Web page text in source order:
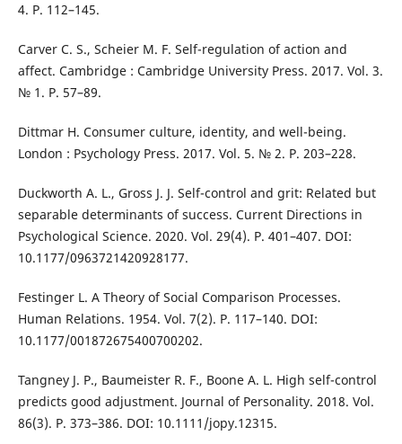
4. P. 112–145.
Carver C. S., Scheier M. F. Self-regulation of action and
affect. Cambridge : Cambridge University Press. 2017. Vol. 3.
№ 1. P. 57–89.
Dittmar H. Consumer culture, identity, and well-being.
London : Psychology Press. 2017. Vol. 5. № 2. P. 203–228.
Duckworth A. L., Gross J. J. Self-control and grit: Related but
separable determinants of success. Current Directions in
Psychological Science. 2020. Vol. 29(4). P. 401–407. DOI:
10.1177/0963721420928177.
Festinger L. A Theory of Social Comparison Processes.
Human Relations. 1954. Vol. 7(2). P. 117–140. DOI:
10.1177/001872675400700202.
Tangney J. P., Baumeister R. F., Boone A. L. High self-control
predicts good adjustment. Journal of Personality. 2018. Vol.
86(3). P. 373–386. DOI: 10.1111/jopy.12315.